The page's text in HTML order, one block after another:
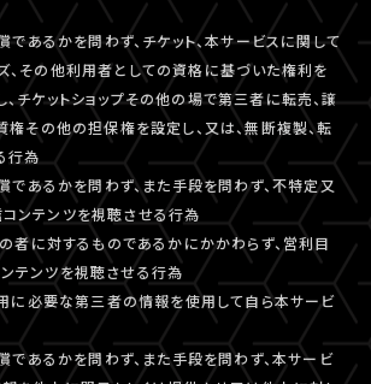
あるかを問わず、チケット、本サービスに関して
、その他利用者としての資格に基づいた権利を
チケットショップその他の場で第三者に転売、譲
権その他の担保権を設定し、又は、無断複製、転
行為
あるかを問わず、また手段を問わず、不特定又
ンテンツを視聴させる行為
に対するものであるかにかかわらず、営利目
テンツを視聴させる行為
に必要な第三者の情報を使用して自ら本サービ
あるかを問わず、また手段を問わず、本サービ